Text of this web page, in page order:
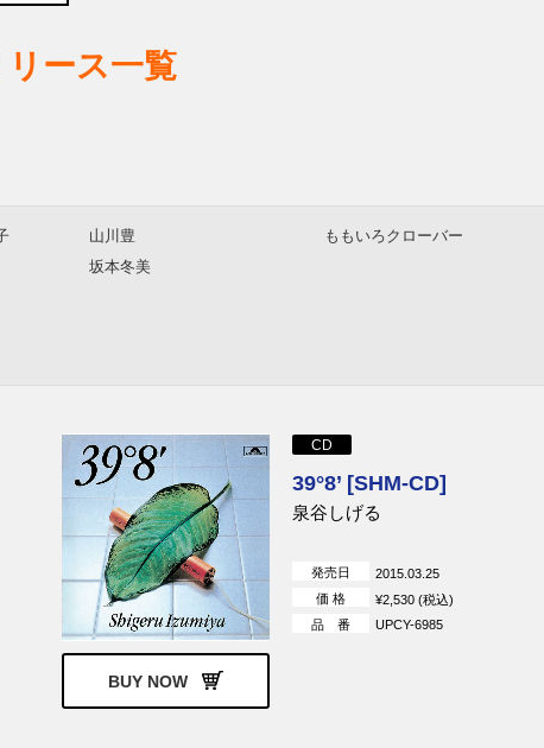
ース一覧
山川豊
ももいろクローバー
坂本冬美
BUY NOW
CD
39°8’ [SHM-CD]
泉谷しげる
発売日
2015.03.25
価 格
¥2,530 (税込)
品 番
UPCY-6985